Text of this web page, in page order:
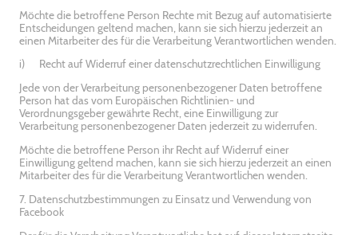
Möchte die betroffene Person Rechte mit Bezug auf automatisierte
Entscheidungen geltend machen, kann sie sich hierzu jederzeit an
einen Mitarbeiter des für die Verarbeitung Verantwortlichen wenden.
i) Recht auf Widerruf einer datenschutzrechtlichen Einwilligung
Jede von der Verarbeitung personenbezogener Daten betroffene
Person hat das vom Europäischen Richtlinien- und
Verordnungsgeber gewährte Recht, eine Einwilligung zur
Verarbeitung personenbezogener Daten jederzeit zu widerrufen.
Möchte die betroffene Person ihr Recht auf Widerruf einer
Einwilligung geltend machen, kann sie sich hierzu jederzeit an einen
Mitarbeiter des für die Verarbeitung Verantwortlichen wenden.
7. Datenschutzbestimmungen zu Einsatz und Verwendung von
Facebook